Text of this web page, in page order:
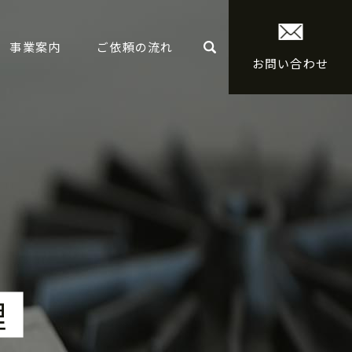
事業案内
ご依頼の流れ
お問い合わせ